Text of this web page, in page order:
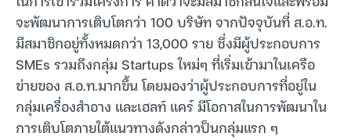
จะพัฒนาการเติบโตกว่า 100 บริษัท จากปัจจุบันที่ ส.อ.ท.
มีสมาชิกอยู่ทั้งหมดกว่า 13,000 ราย ซึ่งมีผู้ประกอบการ
SMEs รวมถึงกลุ่ม Startups ใหม่ๆ ที่เริ่มเข้ามาในเครือ
ข่ายของ ส.อ.ท.มากขึ้น โดยมองว่าผู้ประกอบการที่อยู่ใน
กลุ่มเครื่องสำอาง และเฮลท์ แคร์ มีโอกาสในการพัฒนาใน
การเติบโตภายใต้แนวทางดังกล่าวป็นกลุ่มแรก ๆ